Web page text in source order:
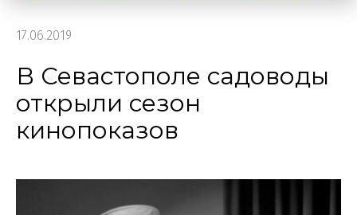
17.06.2019
В Севастополе садоводы
открыли сезон
кинопоказов